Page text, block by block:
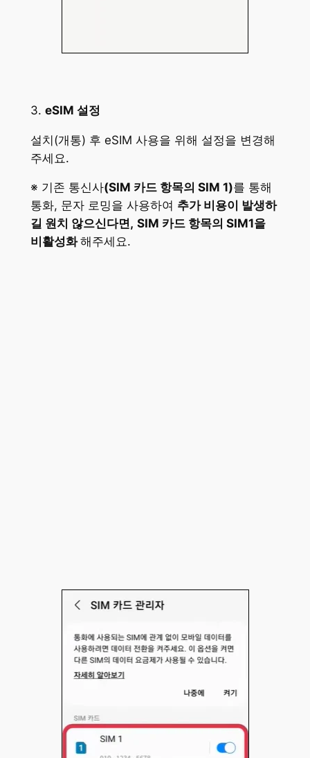
3. eSIM 설정
설치(개통) 후 eSIM 사용을 위해 설정을 변경해
주세요.
※ 기존 통신사(SIM 카드 항목의 SIM 1)를 통해
통화, 문자 로밍을 사용하여 추가 비용이 발생하
길 원치 않으신다면, SIM 카드 항목의 SIM1을
비활성화해주세요.